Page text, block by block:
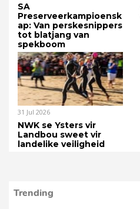
SA
Preserveerkampioensk
ap: Van perskesnippers
tot blatjang van
spekboom
31 Jul 2026
NWK se Ysters vir
Landbou sweet vir
landelike veiligheid
Trending